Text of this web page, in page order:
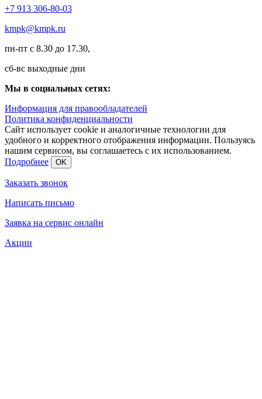
+7 913 306-80-03
kmpk@kmpk.ru
пн-пт с 8.30 до 17.30,
сб-вс выходные дни
Мы в социальных сетях:
Информация для правообладателей
Политика конфиденциальности
Сайт использует cookie и аналогичные технологии для
удобного и корректного отображения информации. Пользуясь
нашим сервисом, вы соглашаетесь с их использованием.
Подробнее
OK
Заказать звонок
Написать письмо
Заявка на сервис онлайн
Акции